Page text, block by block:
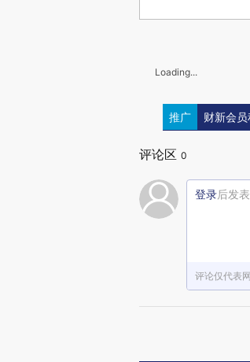
Loading...
推广 财新会
评论区 0
登录后发
评论仅代表